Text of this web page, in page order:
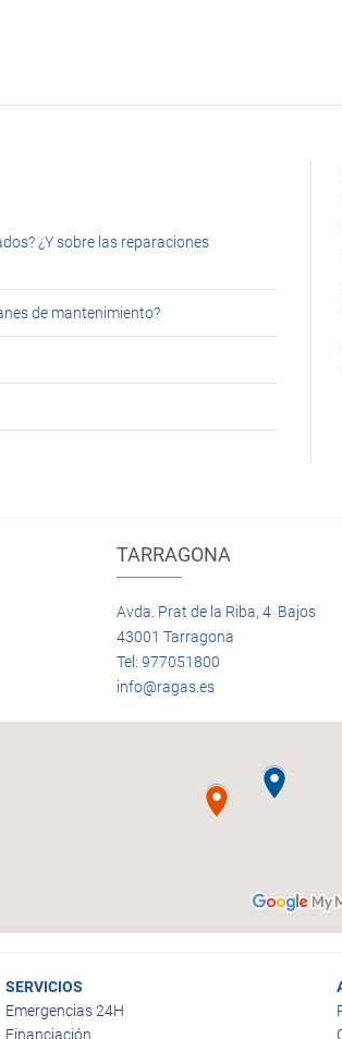
¿Y sobre las reparaciones
de mantenimiento?
TARRAGONA
Avda. Prat de la Riba, 4 Bajos
43001 Tarragona
Tel: 977051800
info@ragas.es
SERVICIOS
Emergencias 24H
Financiación